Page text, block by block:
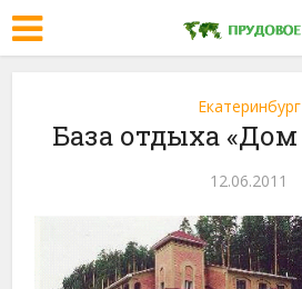
Екатеринбург
База отдыха
12.06.2011